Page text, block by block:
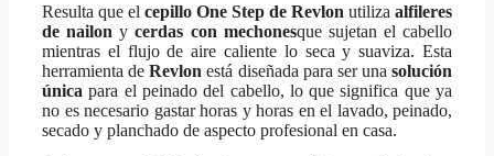
Resulta que el cepillo One Step de Revlon utiliza alfileres
de nailon ycerdas con mechonesque sujetan el cabello
mientras el flujo de aire caliente lo seca y suaviza. Esta
herramienta deRevlon está diseñada para ser una solución
única para el peinado del cabello, lo que significa que ya
no es necesario gastar horas y horas en el lavado, peinado,
secado y planchado de aspecto profesional en casa.